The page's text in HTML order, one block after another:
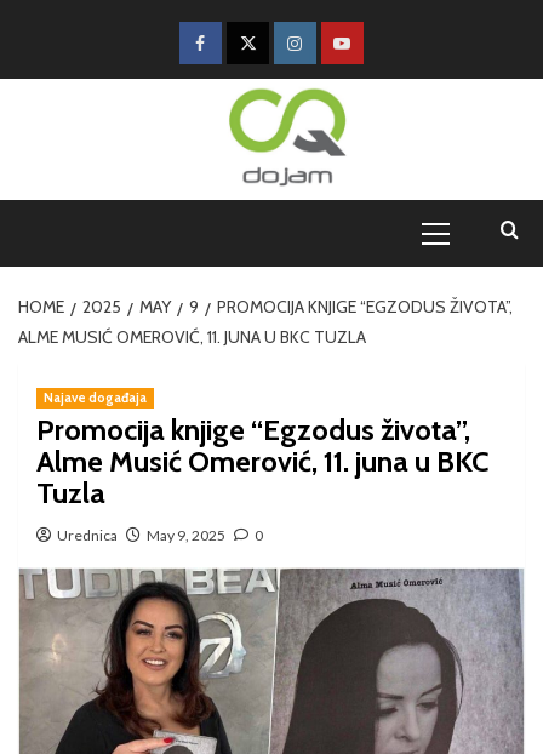
HOME 2025 MAY 9
PROMOCIJA KNJIGE “EGZODUS ŽIVOTA”,
ALME MUSIĆ OMEROVIĆ, 11. JUNA U BKC TUZLA
Najave događaja
Promocija knjige “Egzodus života”,
Alme Musić Omerović, 11. juna u BKC
Tuzla
Urednica May 9, 2025 0